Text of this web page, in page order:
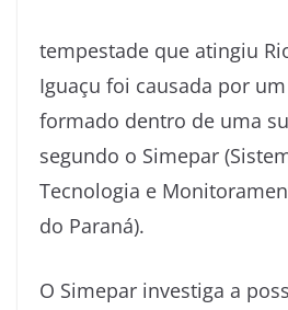
tempestade que atingiu
Iguaçu foi causada por
formado dentro de uma
segundo o Simepar
Tecnologia e
do Paraná).
O Simepar investiga a